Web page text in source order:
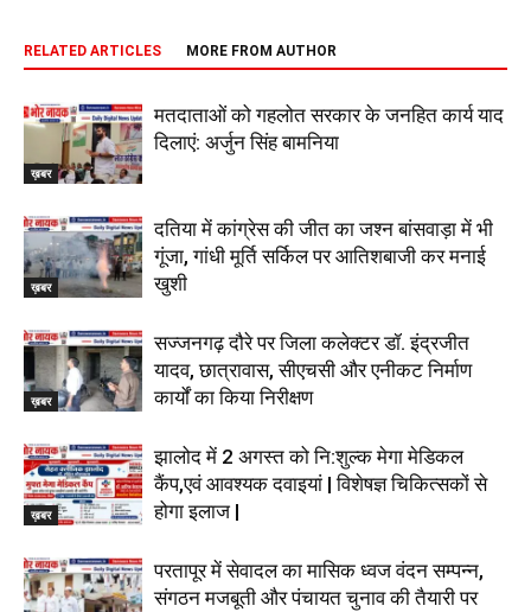
RELATED ARTICLES MORE FROM AUTHOR
ख़बर
मतदाताओं को गहलोत सरकार के जनहित कार्य याद
दिलाएं: अर्जुन सिंह बामनिया
ख़बर
दतिया में कांग्रेस की जीत का जश्न बांसवाड़ा में भी
गूंजा, गांधी मूर्ति सर्किल पर आतिशबाजी कर मनाई
खुशी
ख़बर
सज्जनगढ़ दौरे पर जिला कलेक्टर डॉ. इंद्रजीत
यादव, छात्रावास, सीएचसी और एनीकट निर्माण
कार्यों का किया निरीक्षण
ख़बर
झालोद में 2 अगस्त को नि:शुल्क मेगा मेडिकल
कैंप,एवं आवश्यक दवाइयां | विशेषज्ञ चिकित्सकों से
होगा इलाज |
परतापूर में सेवादल का मासिक ध्वज वंदन सम्पन्न,
संगठन मजबूती और पंचायत चुनाव की तैयारी पर